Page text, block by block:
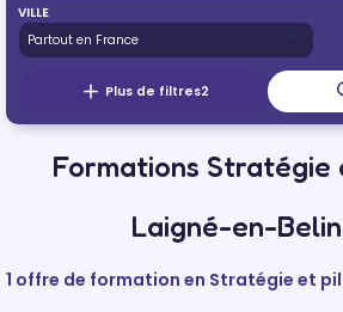
VILLE
Plus de filtres2
Formations
Laigné-en-
1 offre de formation en Stratégie et